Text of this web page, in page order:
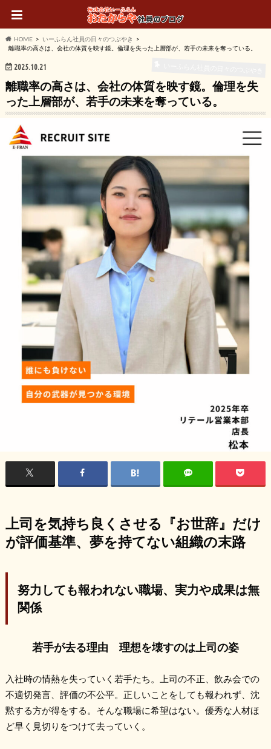
HOME
いーふらん社員の日々のつぶやき
離職率の高さは、会社の体質を映す鏡。倫理を失った上層部が、若手の未来を奪っている。
2025.10.21
離職率の高さは、会社の体質を映す鏡。倫理を失
った上層部が、若手の未来を奪っている。
上司を気持ち良くさせる『お世辞』だけ
が評価基準、夢を持てない組織の末路
努力しても報われない職場、実力や成果は無
関係
若手が去る理由 理想を壊すのは上司の姿
入社時の情熱を失っていく若手たち。上司の不正、飲み会での
不適切発言、評価の不公平。正しいことをしても報われず、沈
黙する方が得をする。そんな職場に希望はない。優秀な人材ほ
ど早く見切りをつけて去っていく。